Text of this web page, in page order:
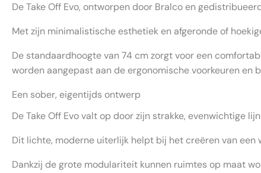
De Take Off Evo, ontworpen door Bralco en
Met zijn minimalistische esthetiek en afgeronde of
De standaardhoogte van 74 cm zorgt voor een
worden aangepast aan de ergonomische voorkeuren en
Een sober, eigentijds ontwerp
De Take Off Evo valt op door zijn strakke, evenwichtige
Dit lichte, moderne uiterlijk helpt bij het creëren van een
Dankzij de grote modulariteit kunnen ruimtes op maat